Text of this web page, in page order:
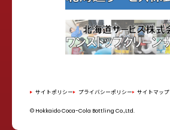
サイトポリシー プライバシーポリシー サイトマップ
© Hokkaido Coca-Cola Bottling Co.,Ltd.